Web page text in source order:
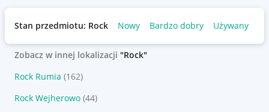
Stan przedmiotu: Rock Nowy Bardzo dobry Używany
Zobacz w innej lokalizacji "Rock"
Rock Rumia (162)
Rock Wejherowo (44)